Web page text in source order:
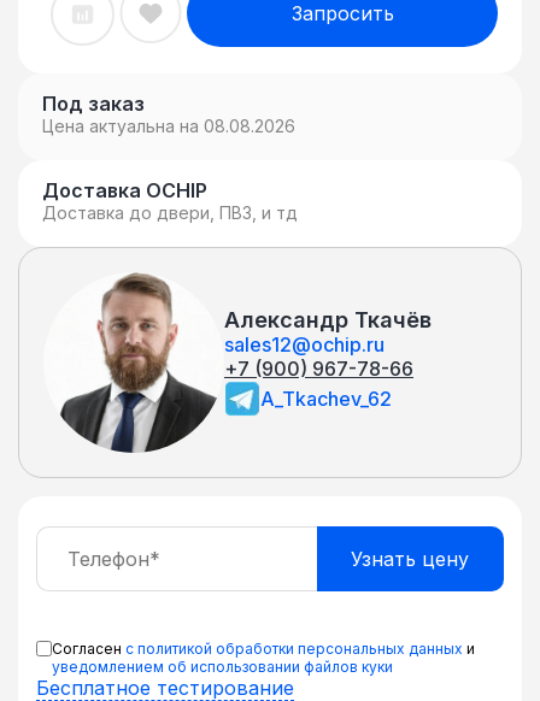
Запросить
Под заказ
Цена актуальна на 08.08.2026
Доставка OCHIP
Доставка до двери, ПВЗ, и тд
Александр Ткачёв
sales12@ochip.ru
+7 (900) 967-78-66
A_Tkachev_62
Согласен с политикой обработки персональных данных и
уведомлением об использовании файлов куки
Бесплатное тестирование